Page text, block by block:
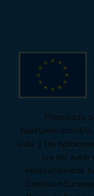
Financiado
vista y las
los del autor
necesariamente
Comisión